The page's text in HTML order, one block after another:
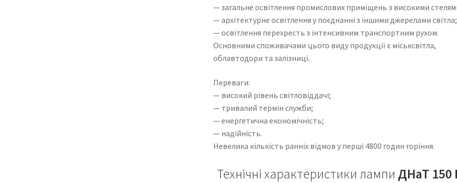
— загальне освітлення промислових приміщень з високими
— архітектурне освітлення у поєднанні з іншими джерелами світла;
— освітлення перехресть з інтенсивним транспортним рухом.
Основними споживачами цього виду продукції є міськсвітла,
облавтодори та залізниці.
Переваги:
— високий рівень світловіддачі;
— тривалий термін служби;
— енергетична економічність;
— надійність.
Невелика кількість ранніх відмов у перші 4800 годин горіння.
Технічні характеристики лампи ДНаТ 150